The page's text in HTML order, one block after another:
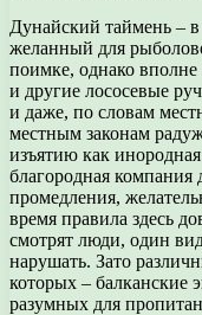
Дунайский таймень –
желанный для
поимке, однако
и другие лососевые
и даже, по словам
местным законам
изъятию как
благородная компания
промедления,
время правила здесь
смотрят люди, один
нарушать. Зато
которых – балканские
разумных для